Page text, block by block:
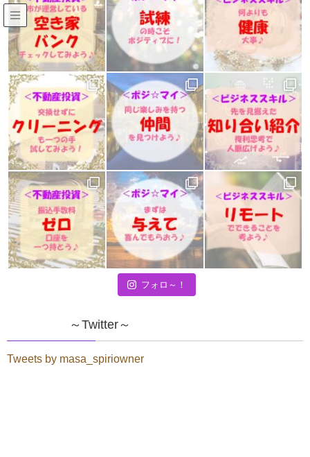
フォロ～！
～Twitter～
Tweets by masa_spiriowner
築古不動産投資ブログ
HOME 築古不動産投資ブログ
【ビジネススキル】ワンポイント♪
├習慣力
自宅で「モニター２台」作業効率化♪
2021年2月18日 / 最終更新日 : 2021年2月17日
masa-owner
├習慣力
自宅で「モニター２台」作業効率
化♪